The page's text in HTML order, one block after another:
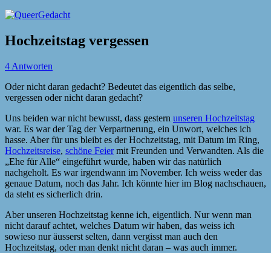
Hochzeitstag vergessen
4 Antworten
Oder nicht daran gedacht? Bedeutet das eigentlich das selbe,
vergessen oder nicht daran gedacht?
Uns beiden war nicht bewusst, dass gestern unseren Hochzeitstag
war. Es war der Tag der Verpartnerung, ein Unwort, welches ich
hasse. Aber für uns bleibt es der Hochzeitstag, mit Datum im Ring,
Hochzeitsreise, schöne Feiermit Freunden und Verwandten. Als die
„Ehe für Alle“ eingeführt wurde, haben wir das natürlich
nachgeholt. Es war irgendwann im November. Ich weiss weder das
genaue Datum, noch das Jahr. Ich könnte hier im Blog nachschauen,
da steht es sicherlich drin.
Aber unseren Hochzeitstag kenne ich, eigentlich. Nur wenn man
nicht darauf achtet, welches Datum wir haben, das weiss ich
sowieso nur äusserst selten, dann vergisst man auch den
Hochzeitstag, oder man denkt nicht daran – was auch immer.